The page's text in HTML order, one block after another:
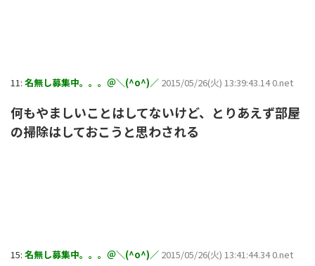
11: 名無し募集中。。。＠＼(^o^)／ 2015/05/26(火) 13:39:43.14 0.net
何もやましいことはしてないけど、とりあえず部屋
の掃除はしておこうと思わされる
15: 名無し募集中。。。＠＼(^o^)／ 2015/05/26(火) 13:41:44.34 0.net